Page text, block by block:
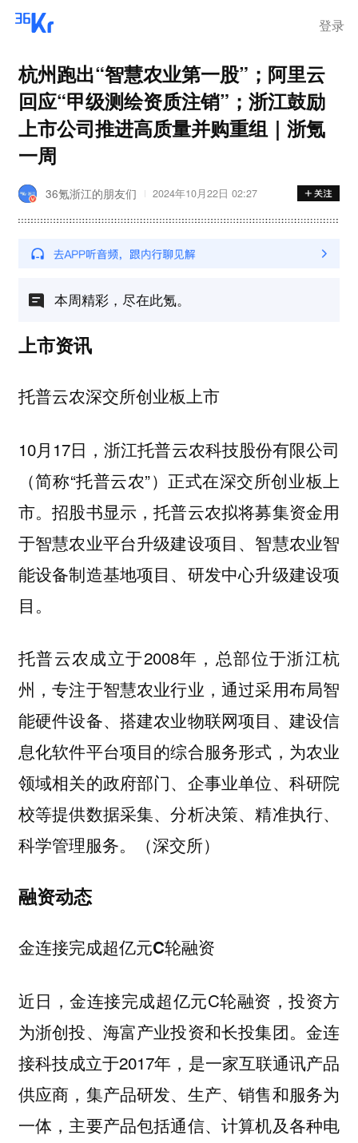
登录
杭州跑出“智慧农业第一股”；阿里云
回应“甲级测绘资质注销”；浙江鼓励
上市公司推进高质量并购重组｜浙氪
一周
36氪浙江的朋友们 2024年10月22日 02:27
本周精彩，尽在此氪。
上市资讯
托普云农深交所创业板上市
10月17日，浙江托普云农科技股份有限公司
（简称“托普云农”）正式在深交所创业板上
市。招股书显示，托普云农拟将募集资金用
于智慧农业平台升级建设项目、智慧农业智
能设备制造基地项目、研发中心升级建设项
目。
托普云农成立于2008年，总部位于浙江杭
州，专注于智慧农业行业，通过采用布局智
能硬件设备、搭建农业物联网项目、建设信
息化软件平台项目的综合服务形式，为农业
领域相关的政府部门、企事业单位、科研院
校等提供数据采集、分析决策、精准执行、
科学管理服务。（深交所）
融资动态
金连接完成超亿元C轮融资
近日，金连接完成超亿元C轮融资，投资方
为浙创投、海富产业投资和长投集团。金连
接科技成立于2017年，是一家互联通讯产品
供应商，集产品研发、生产、销售和服务为
一体，主要产品包括通信、计算机及各种电